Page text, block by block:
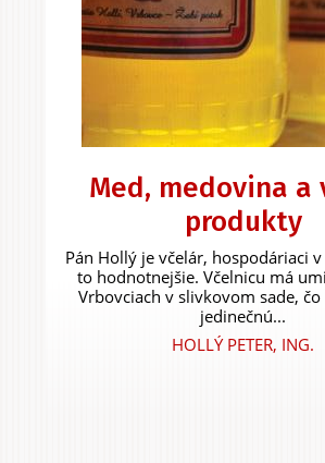
Med, medovina a
produkty
Pán Hollý je včelár, hospodáriaci
to hodnotnejšie. Včelnicu má
Vrbovciach v slivkovom sade,
jedinečnú...
HOLLÝ PETER, ING.